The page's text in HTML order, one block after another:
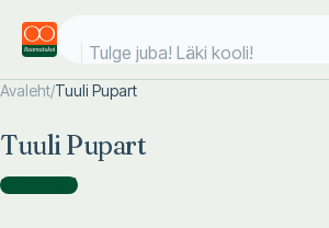
Tulge juba! Läki kooli!
Avaleht/Tuuli Pupart
Tuuli Pupart
Tõlkijana )